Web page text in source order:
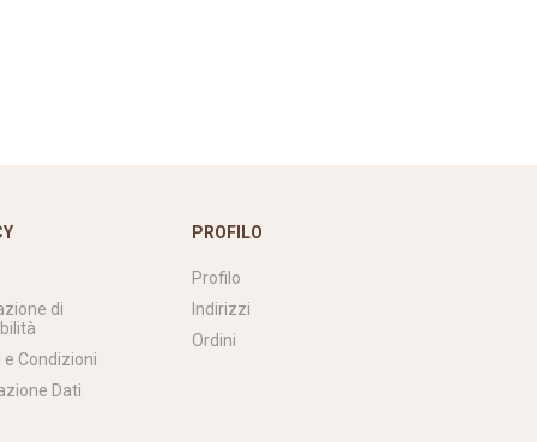
di
e Condizioni
Dati
PROFILO
Profilo
Indirizzi
Ordini